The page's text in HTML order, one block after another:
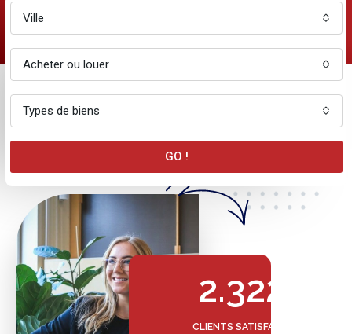
Ville
Acheter ou louer
Types de biens
GO !
2.322
CLIENTS SATISFAITS